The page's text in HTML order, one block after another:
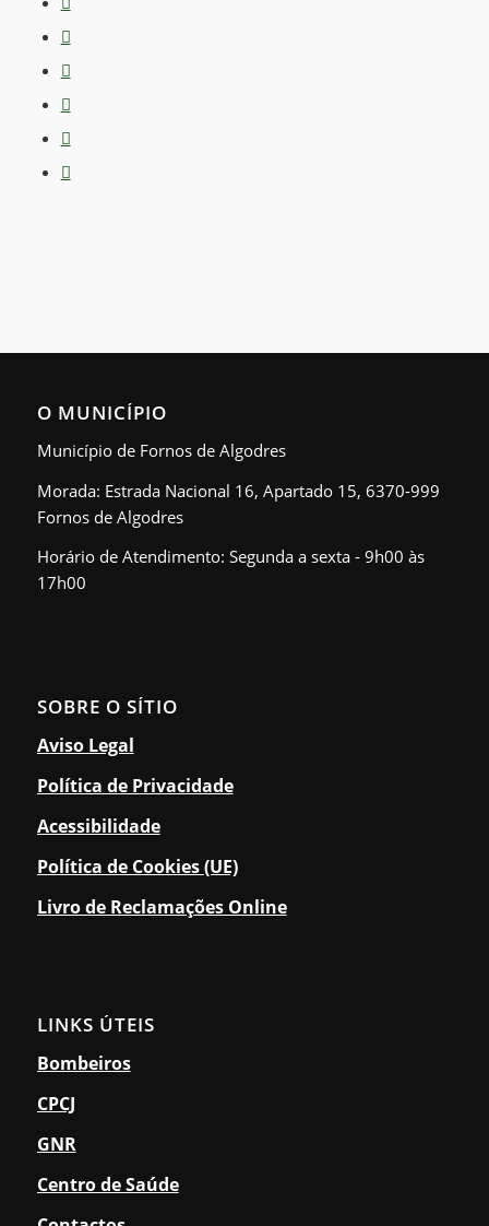
O MUNICÍPIO
Município de Fornos de Algodres
Morada: Estrada Nacional 16, Apartado 15, 6370-999
Fornos de Algodres
Horário de Atendimento: Segunda a sexta - 9h00 às
17h00
SOBRE O SÍTIO
Aviso Legal
Política de Privacidade
Acessibilidade
Política de Cookies (UE)
Livro de Reclamações Online
LINKS ÚTEIS
Bombeiros
CPCJ
GNR
Centro de Saúde